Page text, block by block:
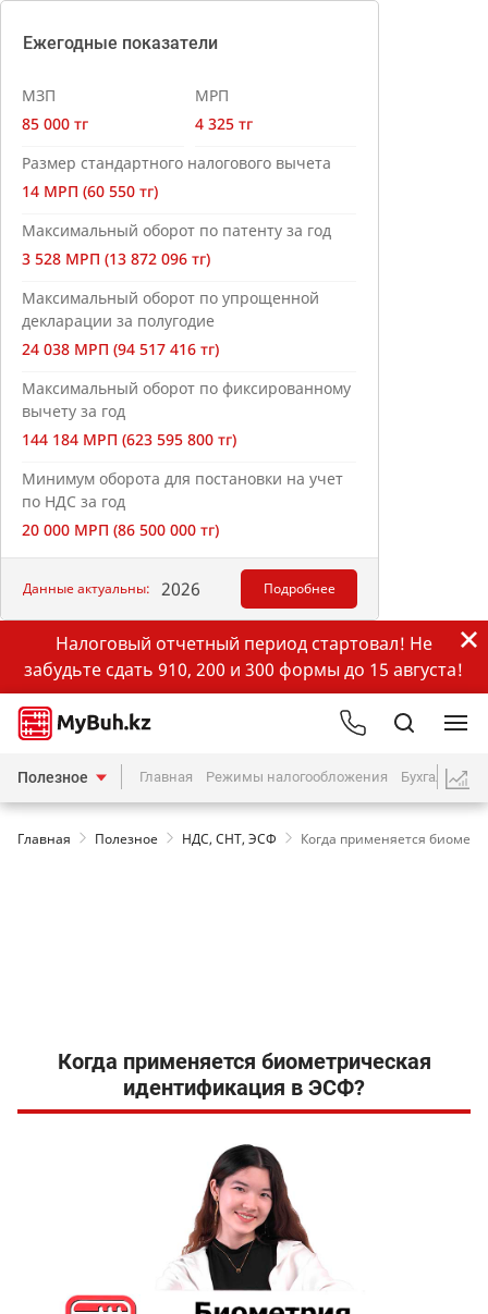
Ежегодные показатели
МЗП
85 000 тг
МРП
4 325 тг
Размер стандартного налогового вычета
14 МРП (60 550 тг)
Максимальный оборот по патенту за год
3 528 МРП (13 872 096 тг)
Максимальный оборот по упрощенной
декларации за полугодие
24 038 МРП (94 517 416 тг)
Максимальный оборот по фиксированному
вычету за год
144 184 МРП (623 595 800 тг)
Минимум оборота для постановки на учет
по НДС за год
20 000 МРП (86 500 000 тг)
Данные актуальны: 2026 Подробнее
Налоговый отчетный период стартовал! Не
забудьте сдать 910, 200 и 300 формы до 15 августа!
Полезное Главная Режимы налогообложения Бухгалтерия
Главная Полезное НДС, СНТ, ЭСФ Когда применяется
Когда применяется биометрическая
идентификация в ЭСФ?